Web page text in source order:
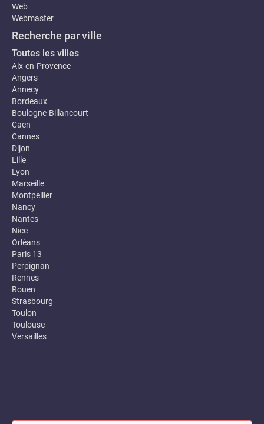
Web
Webmaster
Recherche par ville
Toutes les villes
Aix-en-Provence
Angers
Annecy
Bordeaux
Boulogne-Billancourt
Caen
Cannes
Dijon
Lille
Lyon
Marseille
Montpellier
Nancy
Nantes
Nice
Orléans
Paris 13
Perpignan
Rennes
Rouen
Strasbourg
Toulon
Toulouse
Versailles